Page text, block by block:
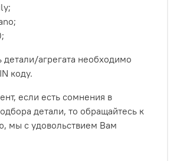
агрегата необходимо
коду.
если есть сомнения в
детали, то обращайтесь к
мы с удовольствием Вам